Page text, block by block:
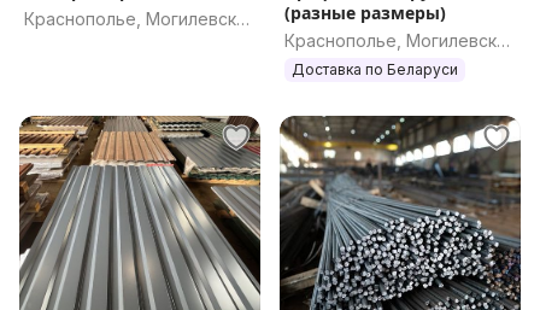
Краснополье, Могилевская
(разные размеры)
Краснополье, Могилевская
обл.
Доставка по Беларуси